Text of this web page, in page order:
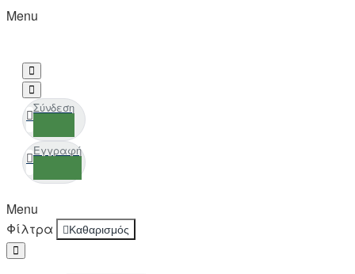
Menu
Σύνδεση
Εγγραφή
Menu
Φίλτρα
Καθαρισμός